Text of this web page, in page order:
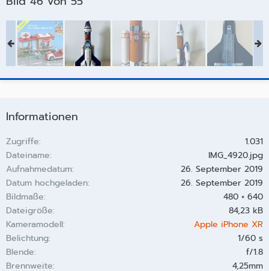
Informationen
Zugriffe
1.031
Dateiname
IMG_4920.jpg
Aufnahmedatum
26. September 2019
Datum hochgeladen
26. September 2019
Bildmaße
480 × 640
Dateigröße
84,23 kB
Kameramodell
Apple iPhone XR
Belichtung
1/60 s
Blende
f/1.8
Brennweite
4,25mm